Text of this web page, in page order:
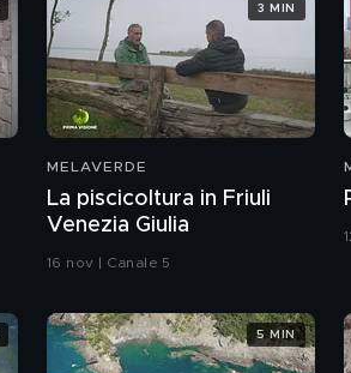
MELAVERDE
La piscicoltura in Friuli
Venezia Giulia
16 nov | Canale 5
3 MIN
5 MIN